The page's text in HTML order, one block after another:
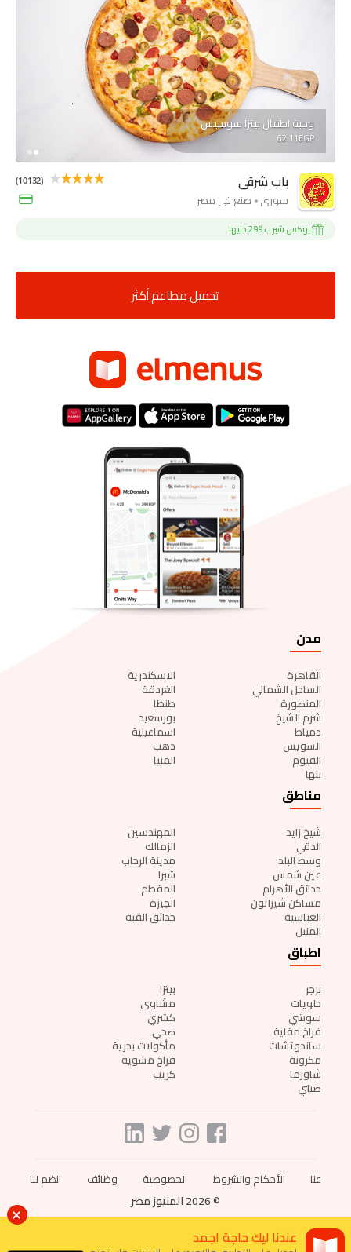
وجبة اطفال بيتزا سوسيس
62.11EGP
(10132) باب شرقى
سوري صنع فى مصر
بوكس شير ب 299 جنيها
تحميل مطاعم أكثر
مدن
القاهرة الاسكندرية
الساحل الشمالي الغردقة
المنصورة طنطا
شرم الشيخ بورسعيد
دمياط اسماعيلية
السويس دهب
الفيوم المنيا
بنها
مناطق
شيخ زايد المهندسين
الدقي الزمالك
وسط البلد مدينة الرحاب
عين شمس شبرا
حدائق الأهرام المقطم
مساكن شيراتون الجيزة
العباسية حدائق القبة
المنيل
اطباق
برجر بيتزا
حلويات مشاوى
سوشي كشري
فراخ مقلية صحي
ساندوتشات مأكولات بحرية
مكرونة فراخ مشوية
شاورما كريب
صيني
عنا الأحكام والشروط الخصوصية وظائف انضم لنا
© 2026 المنيوز مصر
عندنا ليك حاجة اجمد